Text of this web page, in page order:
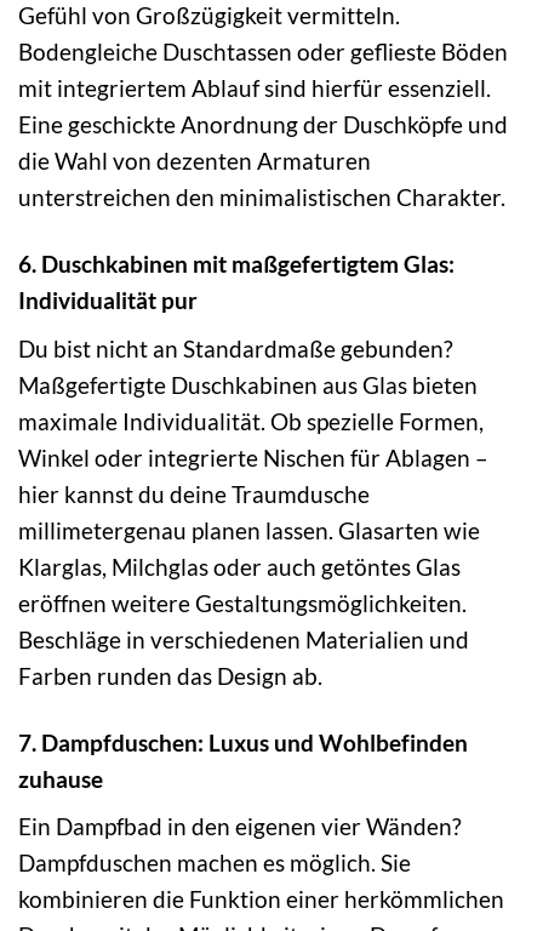
Gefühl von Großzügigkeit vermitteln.
Bodengleiche Duschtassen oder geflieste Böden
mit integriertem Ablauf sind hierfür essenziell.
Eine geschickte Anordnung der Duschköpfe und
die Wahl von dezenten Armaturen
unterstreichen den minimalistischen Charakter.
6. Duschkabinen mit maßgefertigtem Glas:
Individualität pur
Du bist nicht an Standardmaße gebunden?
Maßgefertigte Duschkabinen aus Glas bieten
maximale Individualität. Ob spezielle Formen,
Winkel oder integrierte Nischen für Ablagen –
hier kannst du deine Traumdusche
millimetergenau planen lassen. Glasarten wie
Klarglas, Milchglas oder auch getöntes Glas
eröffnen weitere Gestaltungsmöglichkeiten.
Beschläge in verschiedenen Materialien und
Farben runden das Design ab.
7. Dampfduschen: Luxus und Wohlbefinden
zuhause
Ein Dampfbad in den eigenen vier Wänden?
Dampfduschen machen es möglich. Sie
kombinieren die Funktion einer herkömmlichen